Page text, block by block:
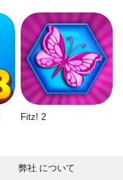
Fitz! 2
弊社 について